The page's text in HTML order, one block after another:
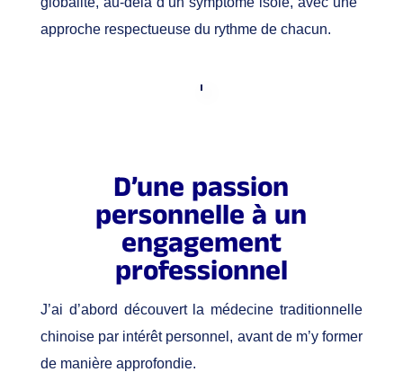
approche respectueuse du rythme de chacun.
D’une passion
personnelle à un
engagement
professionnel
J’ai d’abord découvert la médecine traditionnelle
chinoise par intérêt personnel, avant de m’y former
de manière approfondie.